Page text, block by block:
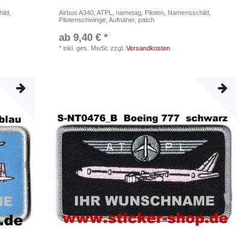
Airbus A340, ATPL, nametag, Piloten, Namensschild,
Pilotenschwinge, Aufnäher, patch
ab 9,40 € *
*inkl. ges. MwSt. zzgl.Versandkosten